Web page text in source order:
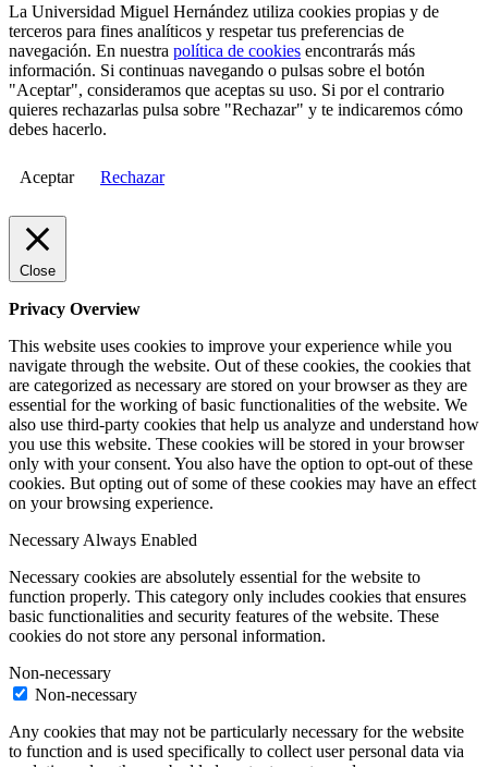
La Universidad Miguel Hernández utiliza cookies propias y de
terceros para fines analíticos y respetar tus preferencias de
navegación. En nuestra política de cookies encontrarás más
información. Si continuas navegando o pulsas sobre el botón
"Aceptar", consideramos que aceptas su uso. Si por el contrario
quieres rechazarlas pulsa sobre "Rechazar" y te indicaremos cómo
debes hacerlo.
Aceptar Rechazar
Close
Privacy Overview
This website uses cookies to improve your experience while you
navigate through the website. Out of these cookies, the cookies that
are categorized as necessary are stored on your browser as they are
essential for the working of basic functionalities of the website. We
also use third-party cookies that help us analyze and understand how
you use this website. These cookies will be stored in your browser
only with your consent. You also have the option to opt-out of these
cookies. But opting out of some of these cookies may have an effect
on your browsing experience.
Necessary Always Enabled
Necessary cookies are absolutely essential for the website to
function properly. This category only includes cookies that ensures
basic functionalities and security features of the website. These
cookies do not store any personal information.
Non-necessary
Non-necessary
Any cookies that may not be particularly necessary for the website
to function and is used specifically to collect user personal data via